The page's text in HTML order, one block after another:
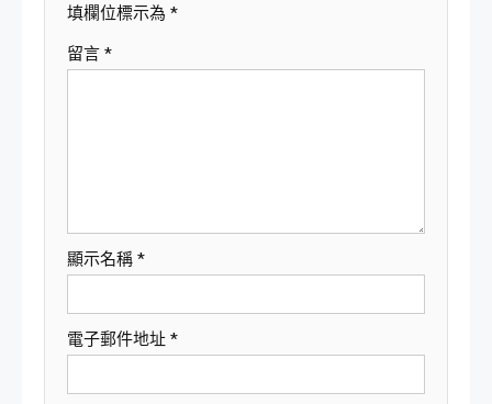
填欄位標示為 *
留言 *
顯示名稱 *
電子郵件地址 *